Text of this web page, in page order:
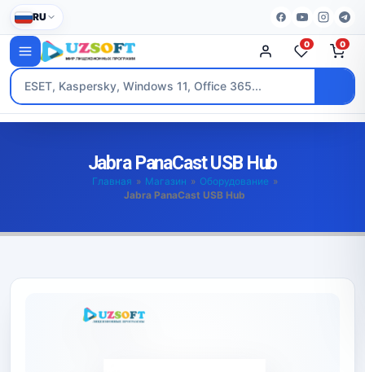
RU
0 0
Jabra PanaCast USB Hub
Главная » Магазин » Оборудование »
Jabra PanaCast USB Hub